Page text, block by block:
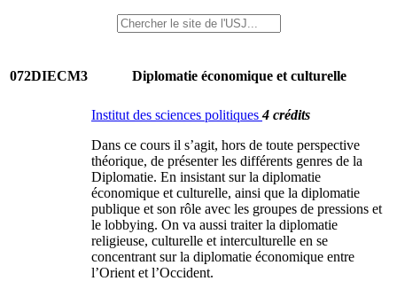
072DIECM3 Diplomatie économique et culturelle
Institut des sciences politiques4 crédits
Dans ce cours il s’agit, hors de toute perspective
théorique, de présenter les différents genres de la
Diplomatie. En insistant sur la diplomatie
économique et culturelle, ainsi que la diplomatie
publique et son rôle avec les groupes de pressions et
le lobbying. On va aussi traiter la diplomatie
religieuse, culturelle et interculturelle en se
concentrant sur la diplomatie économique entre
l’Orient et l’Occident.